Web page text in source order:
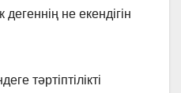
не екендігін
тәртіптілікті